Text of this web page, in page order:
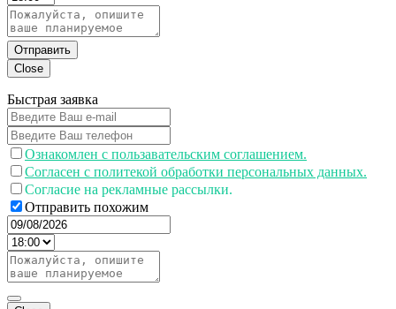
Отправить
Close
Быстрая заявка
Ознакомлен с пользавательским соглашением.
Согласен с политекой обработки персональных данных.
Согласие на рекламные рассылки.
Отправить похожим